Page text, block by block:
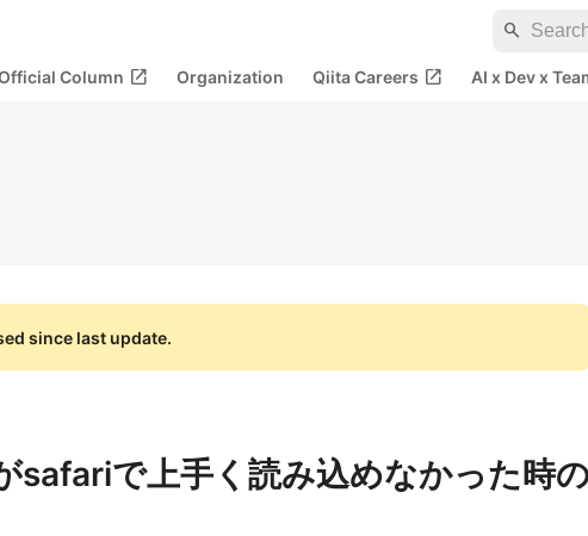
search
Column open_in_new Organization Qiita Careers open_in_new AI x Dev x
since last update.
で上手く読み込めなかった時